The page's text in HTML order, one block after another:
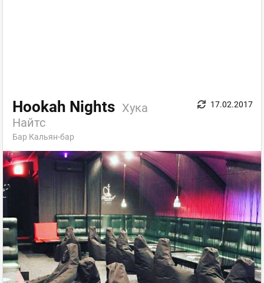
Hookah Nights Хука
Найтс
Бар Кальян-бар
17.02.2017